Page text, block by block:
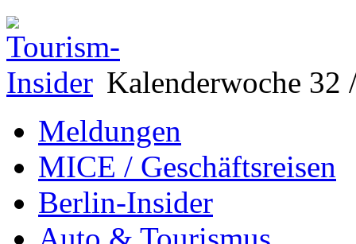
Kalenderwoche 32
Meldungen
MICE / Geschäftsreisen
Berlin-Insider